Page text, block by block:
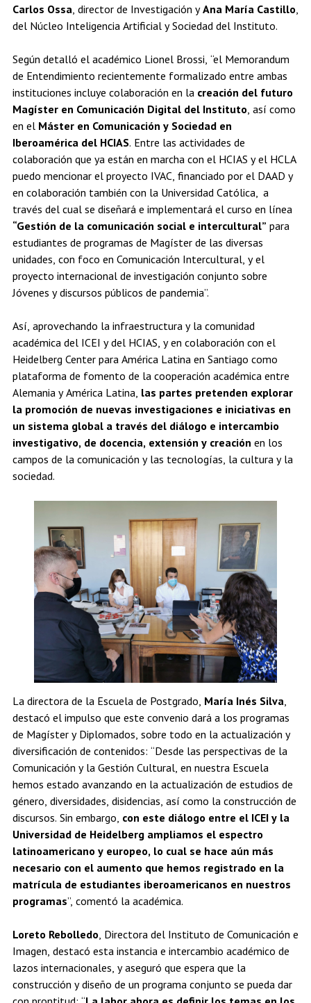
Carlos Ossa , director de Investigación yAna María Castillo
del Núcleo Inteligencia Artificial y Sociedad del Instituto.
Según detalló el académico Lionel Brossi, “el Memorandum
de Entendimiento recientemente formalizado entre ambas
instituciones incluye colaboración en la creación del futuro
Magíster en Comunicación Digital del Instituto , así como
en el Máster en Comunicación y Sociedad en
Iberoamérica del HCIAS. Entre las actividades de
colaboración que ya están en marcha con el HCIAS y el HCLA
puedo mencionar el proyecto IVAC, financiado por el DAAD y
en colaboración también con la Universidad Católica, a
través del cual se diseñará e implementará el curso en línea
“Gestión de la comunicación social e intercultural” para
estudiantes de programas de Magíster de las diversas
unidades, con foco en Comunicación Intercultural, y el
proyecto internacional de investigación conjunto sobre
Jóvenes y discursos públicos de pandemia”.
Así, aprovechando la infraestructura y la comunidad
académica del ICEI y del HCIAS, y en colaboración con el
Heidelberg Center para América Latina en Santiago como
plataforma de fomento de la cooperación académica entre
Alemania y América Latina, las partes pretenden explorar
la promoción de nuevas investigaciones e iniciativas en
un sistema global a través del diálogo e intercambio
investigativo, de docencia, extensión y creación en los
campos de la comunicación y las tecnologías, la cultura y la
sociedad.
La directora de la Escuela de Postgrado, María Inés Silva,
destacó el impulso que este convenio dará a los programas
de Magíster y Diplomados, sobre todo en la actualización y
diversificación de contenidos: “Desde las perspectivas de la
Comunicación y la Gestión Cultural, en nuestra Escuela
hemos estado avanzando en la actualización de estudios de
género, diversidades, disidencias, así como la construcción de
discursos. Sin embargo, con este diálogo entre el ICEI y la
Universidad de Heidelberg ampliamos el espectro
latinoamericano y europeo, lo cual se hace aún más
necesario con el aumento que hemos registrado en la
matrícula de estudiantes iberoamericanos en nuestros
programas”, comentó la académica.
Loreto Rebolledo, Directora del Instituto de Comunicación e
Imagen, destacó esta instancia e intercambio académico de
lazos internacionales, y aseguró que espera que la
construcción y diseño de un programa conjunto se pueda dar